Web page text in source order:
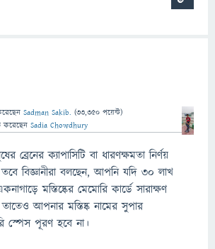
Sadman Sakib. (33,350 পয়েন্ট)
করেছেন Sadia Chowdhury
ব্রেনের ক্যাপাসিটি বা ধারণক্ষমতা নির্ণয়
বিজ্ঞানীরা বলছেন, আপনি যদি ৩০ লাখ
মস্তিষ্কের মেমোরি কার্ডে সারাক্ষণ
আপনার মস্তিষ্ক নামের সুপার
স্পেস পূরণ হবে না।